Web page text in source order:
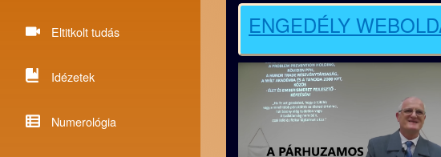
Eltitkolt tudás
Idézetek
Numerológia
ENGEDÉLY